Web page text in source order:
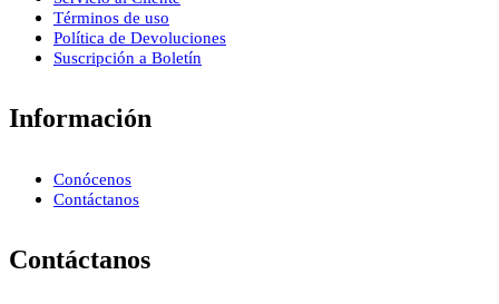
Términos de uso
Política de Devoluciones
Suscripción a Boletín
Información
Conócenos
Contáctanos
Contáctanos